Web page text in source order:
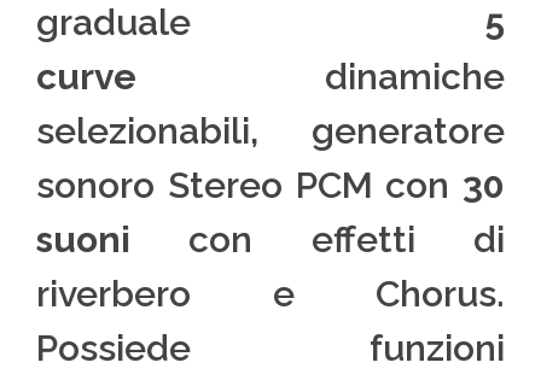
graduale 5
curve dinamiche
selezionabili, generatore
sonoro Stereo PCM con 30
suoni con effetti di
riverbero e Chorus.
Possiede funzioni